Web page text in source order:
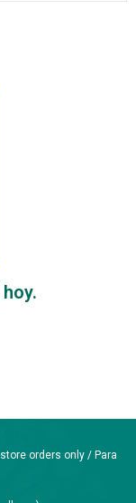
store orders only / Para